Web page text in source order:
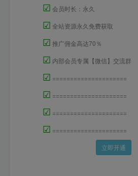
☑ 会员时长：永久
☑ 全站资源永久免费获取
☑ 推广佣金高达70％
☑ 内部会员专属【微信】交流群
☑ =====================
☑ =====================
☑ =====================
☑ =====================
立即开通